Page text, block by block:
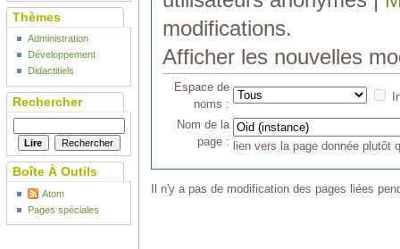
modifications.
Afficher les nouvelles
Espace de
noms :
Nom de la
page :
lien vers la page donnée plutôt
Il n'y a pas de modification des pages liées
Thèmes
Administration
Développement
Didactitiels
Rechercher
Boîte À Outils
Atom
Pages spéciales